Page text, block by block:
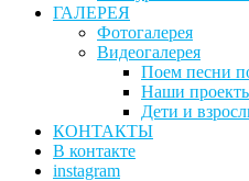
ГАЛЕРЕЯ
Фотогалерея
Видеогалерея
Поем песни
Наши
Дети и
КОНТАКТЫ
В контакте
instagram